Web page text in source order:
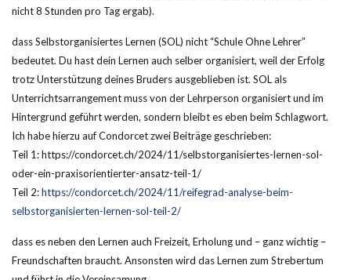
nicht 8 Stunden pro Tag ergab).
dass Selbstorganisiertes Lernen (SOL) nicht “Schule Ohne Lehrer”
bedeutet. Du hast dein Lernen auch selber organisiert, weil der Erfolg
trotz Unterstützung deines Bruders ausgeblieben ist. SOL als
Unterrichtsarrangement muss von der Lehrperson organisiert und im
Hintergrund geführt werden, sondern bleibt es eben beim Schlagwort.
Ich habe hierzu auf Condorcet zwei Beiträge geschrieben:
Teil 1: https://condorcet.ch/2024/11/selbstorganisiertes-lernen-sol-
oder-ein-praxisorientierter-ansatz-teil-1/
Teil 2:https://condorcet.ch/2024/11/reifegrad-analyse-beim-
selbstorganisierten-lernen-sol-teil-2/
dass es neben den Lernen auch Freizeit, Erholung und – ganz wichtig –
Freundschaften braucht. Ansonsten wird das Lernen zum Strebertum